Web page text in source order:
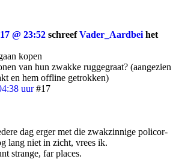
@ 23:52 schreefVader_Aardbei het
kopen
van hun zwakke ruggegraat? (aangezien
en hem offline getrokken)
uur #17
dag erger met die zwakzinnige policor-
lang niet in zicht, vrees ik.
strange, far places.